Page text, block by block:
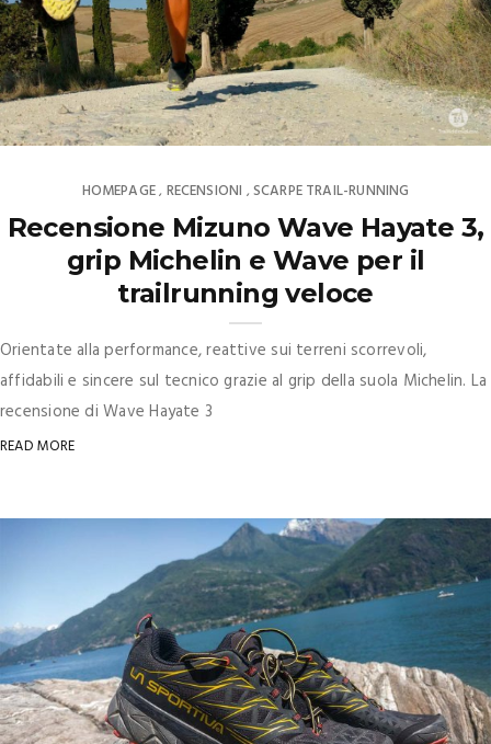
HOMEPAGE, RECENSIONI ,SCARPE TRAIL-RUNNING
Recensione Mizuno Wave Hayate 3,
grip Michelin e Wave per il
trailrunning veloce
Orientate alla performance, reattive sui terreni scorrevoli,
affidabili e sincere sul tecnico grazie al grip della suola Michelin. La
recensione di Wave Hayate 3
READ MORE